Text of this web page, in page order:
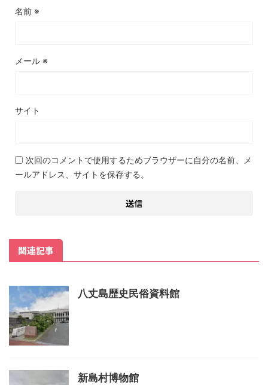
名前 ※
メール ※
サイト
次回のコメントで使用するためブラウザーに自分の名前、メ
ールアドレス、サイトを保存する。
関連記事
八丈島歴史民俗資料館
新島村博物館